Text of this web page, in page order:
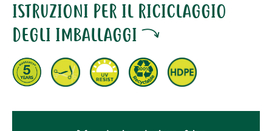
ISTRUZIONI PER IL RICICLAGGIO
DEGLI IMBALLAGGI